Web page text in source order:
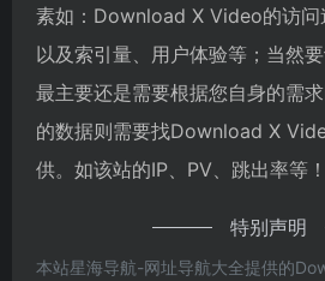
素如：Download X Video的访问
以及索引量、用户体验等；当然
最主要还是需要根据您自身的需
的数据则需要找Download X
供。如该站的IP、PV、跳出率等！
特别声明
本站星海导航-网址导航大全提供的